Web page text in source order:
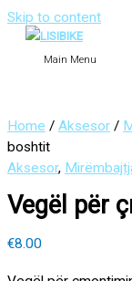
Skip to content
Main Menu
Home / Aksesor /
boshtit
Aksesor,
Vegël për
€8.00